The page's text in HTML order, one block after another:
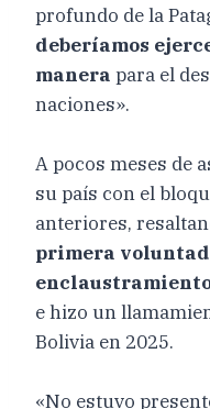
profundo de la
deberíamos
manera para el
naciones».
A pocos meses de
su país con el
anteriores,
primera voluntad
e hizo un
Bolivia en 2025.
«No estuvo